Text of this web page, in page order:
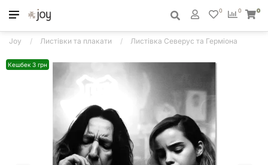
0
0 0
Joy Листівки та плакати Листівка Северус та Герміона
Кешбек 3 грн